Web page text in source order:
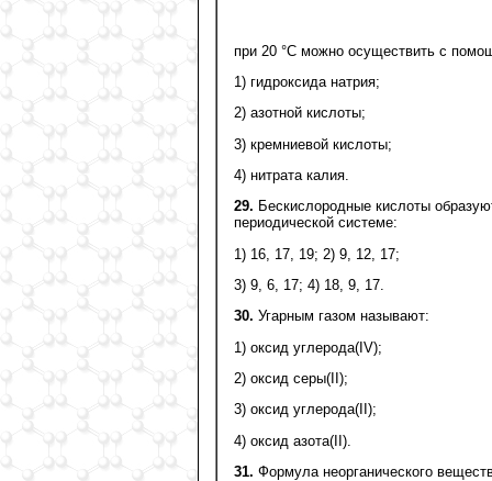
при 20 °С можно осуществить с
1) гидроксида натрия;
2) азотной кислоты;
3) кремниевой кислоты;
4) нитрата калия.
29. Бескислородные кислоты
периодической системе:
1) 16, 17, 19; 2) 9, 12, 17;
3) 9, 6, 17; 4) 18, 9, 17.
30. Угарным газом называют:
1) оксид углерода(IV);
2) оксид серы(II);
3) оксид углерода(II);
4) оксид азота(II).
31. Формула неорганического